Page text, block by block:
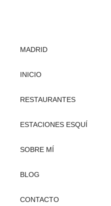
mainMADRID
INICIO
RESTAURANTES
ESTACIONES ESQUÍ
SOBRE MÍ
BLOG
CONTACTO